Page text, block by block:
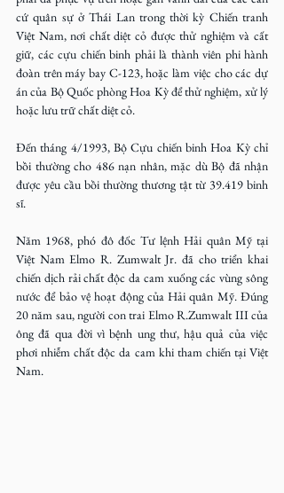
cứ quân sự ở Thái Lan trong thời kỳ Chiến tranh
Việt Nam, nơi chất diệt cỏ được thử nghiệm và cất
giữ, các cựu chiến binh phải là thành viên phi hành
đoàn trên máy bay C-123, hoặc làm việc cho các dự
án của Bộ Quốc phòng Hoa Kỳ để thử nghiệm, xử lý
hoặc lưu trữ chất diệt cỏ.
Đến tháng 4/1993, Bộ Cựu chiến binh Hoa Kỳ chỉ
bồi thường cho 486 nạn nhân, mặc dù Bộ đã nhận
được yêu cầu bồi thường thương tật từ 39.419 binh
sĩ.
Năm 1968, phó đô đốc Tư lệnh Hải quân Mỹ tại
Việt Nam Elmo R. Zumwalt Jr. đã cho triển khai
chiến dịch rải chất độc da cam xuống các vùng sông
nước để bảo vệ hoạt động của Hải quân Mỹ. Đúng
20 năm sau, người con trai Elmo R.Zumwalt III của
ông đã qua đời vì bệnh ung thư, hậu quả của việc
phơi nhiễm chất độc da cam khi tham chiến tại Việt
Nam.